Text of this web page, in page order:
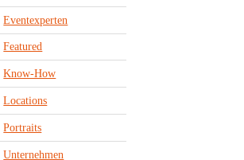
Eventexperten
Featured
Know-How
Locations
Portraits
Unternehmen